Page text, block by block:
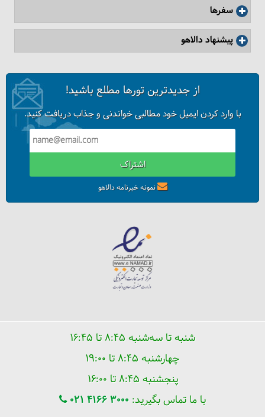
اکوتوریسم چیست؟
سفرها
پیشنهاد دالاهو
از جدیدترین تورها مطلع باشید!
با وارد کردن ایمیل خود مطالبی خواندنی و جذاب دریافت کنید.
اشتراک
نمونه خبرنامه دالاهو
شنبه تا سه‌شنبه ۸:۴۵ تا ۱۶:۴۵
چهارشنبه ۸:۴۵ تا ۱۹:۰۰
پنجشنبه ۸:۴۵ تا ۱۶:۰۰
با ما تماس بگیرید: 021 4166 3000